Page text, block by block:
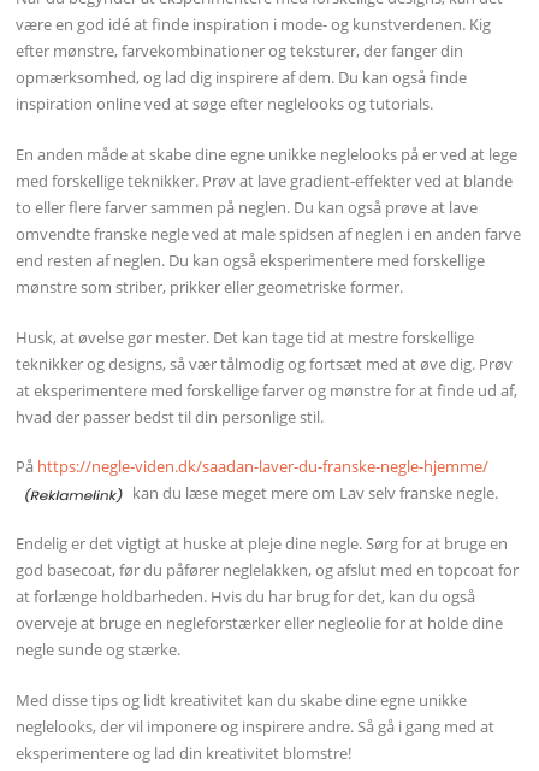
være en god idé at finde inspiration i mode- og kunstverdenen. Kig
efter mønstre, farvekombinationer og teksturer, der fanger din
opmærksomhed, og lad dig inspirere af dem. Du kan også finde
inspiration online ved at søge efter neglelooks og tutorials.
En anden måde at skabe dine egne unikke neglelooks på er ved at lege
med forskellige teknikker. Prøv at lave gradient-effekter ved at blande
to eller flere farver sammen på neglen. Du kan også prøve at lave
omvendte franske negle ved at male spidsen af neglen i en anden farve
end resten af neglen. Du kan også eksperimentere med forskellige
mønstre som striber, prikker eller geometriske former.
Husk, at øvelse gør mester. Det kan tage tid at mestre forskellige
teknikker og designs, så vær tålmodig og fortsæt med at øve dig. Prøv
at eksperimentere med forskellige farver og mønstre for at finde ud af,
hvad der passer bedst til din personlige stil.
På https://negle-viden.dk/saadan-laver-du-franske-negle-hjemme/
kan du læse meget mere om Lav selv franske negle.
Endelig er det vigtigt at huske at pleje dine negle. Sørg for at bruge en
god basecoat, før du påfører neglelakken, og afslut med en topcoat for
at forlænge holdbarheden. Hvis du har brug for det, kan du også
overveje at bruge en negleforstærker eller negleolie for at holde dine
negle sunde og stærke.
Med disse tips og lidt kreativitet kan du skabe dine egne unikke
neglelooks, der vil imponere og inspirere andre. Så gå i gang med at
eksperimentere og lad din kreativitet blomstre!